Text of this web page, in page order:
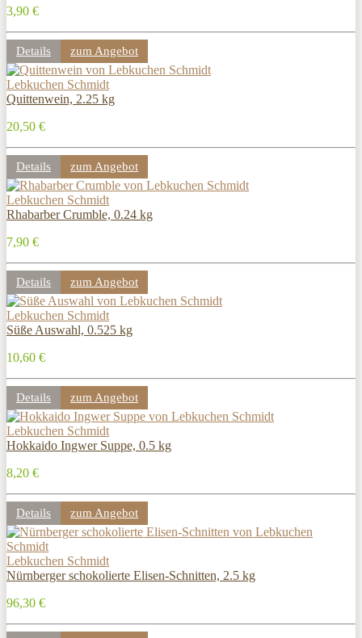
3,90 €
Details zum Angebot
Lebkuchen Schmidt
Quittenwein, 2.25 kg
20,50 €
Details zum Angebot
Lebkuchen Schmidt
Rhabarber Crumble, 0.24 kg
7,90 €
Details zum Angebot
Lebkuchen Schmidt
Süße Auswahl, 0.525 kg
10,60 €
Details zum Angebot
Lebkuchen Schmidt
Hokkaido Ingwer Suppe, 0.5 kg
8,20 €
Details zum Angebot
Lebkuchen Schmidt
Nürnberger schokolierte Elisen-Schnitten, 2.5 kg
96,30 €